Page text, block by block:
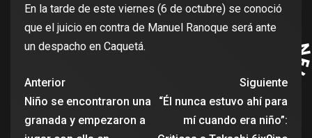
En la tarde de este viernes (6 de octubre) se conoció
que el juicio en contra de Manuel Ranoque será ante
un despacho en Caquetá.
Anterior
Niño se encontraron una
granada y empezaron a
Siguiente
“Él nunca estuvo ahí para
mí cuando era niño”: